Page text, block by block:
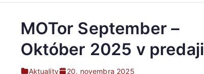
MOTor September –
Október 2025 v predaji
Aktuality 20. novembra 2025